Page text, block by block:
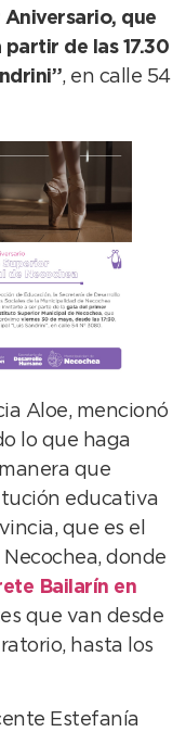
Aniversario, que
de las 17.30
, en calle 54
Aloe, mencionó
lo que haga
que
educativa
que es el
donde
Bailarín en
que van desde
hasta los
Estefanía